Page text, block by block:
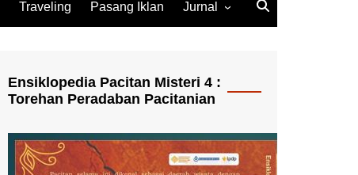
Traveling Pasang Iklan Jurnal
Ensiklopedia Pacitan Misteri 4 :
Torehan Peradaban Pacitanian